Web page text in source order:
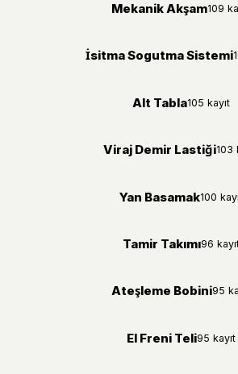
Mekanik Akşam109
İsitma Sogutma Sistemi
Alt Tabla105 kayıt
Viraj Demir Lastiği103
Yan Basamak100
Tamir Takımı96
Ateşleme Bobini95
El Freni Teli95 kayıt